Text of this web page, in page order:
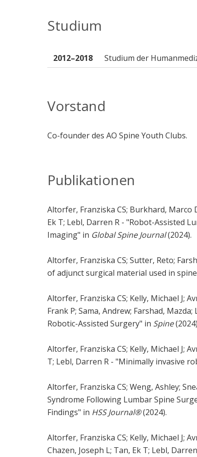
Studium
2012–2018 Studium der
Vorstand
Co-founder des AO Spine Youth Clubs.
Publikationen
Altorfer, Franziska CS; Burkhard, Marco
Ek T; Lebl, Darren R - "Robot-Assisted
Imaging" in Global Spine Journal(2024).
Altorfer, Franziska CS; Sutter, Reto;
of adjunct surgical material used in
Altorfer, Franziska CS; Kelly, Michael J;
Frank P; Sama, Andrew; Farshad,
Robotic-Assisted Surgery" in Spine
Altorfer, Franziska CS; Kelly, Michael J;
T; Lebl, Darren R - "Minimally invasive
Altorfer, Franziska CS; Weng, Ashley;
Syndrome Following Lumbar Spine
Findings" in HSS Journal®(2024).
Altorfer, Franziska CS; Kelly, Michael J;
Chazen, Joseph L; Tan, Ek T; Lebl,